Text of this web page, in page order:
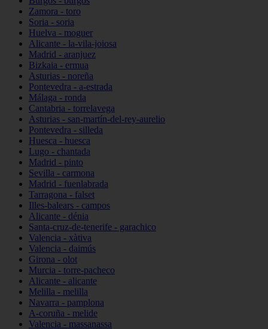
Zamora - toro
Soria - soria
Huelva - moguer
Alicante - la-vila-joiosa
Madrid - aranjuez
Bizkaia - ermua
Asturias - noreña
Pontevedra - a-estrada
Málaga - ronda
Cantabria - torrelavega
Asturias - san-martín-del-rey-aurelio
Pontevedra - silleda
Huesca - huesca
Lugo - chantada
Madrid - pinto
Sevilla - carmona
Madrid - fuenlabrada
Tarragona - falset
Illes-balears - campos
Alicante - dénia
Santa-cruz-de-tenerife - garachico
Valencia - xàtiva
Valencia - daimús
Girona - olot
Murcia - torre-pacheco
Alicante - alicante
Melilla - melilla
Navarra - pamplona
A-coruña - melide
Valencia - massanassa